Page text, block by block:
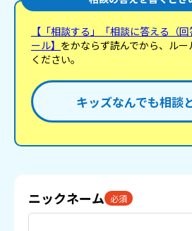
【「相談する」「相談に答える（
ール】 をかならず読んでから、ル
ください。
キッズなんでも相談
ニックネーム 必須